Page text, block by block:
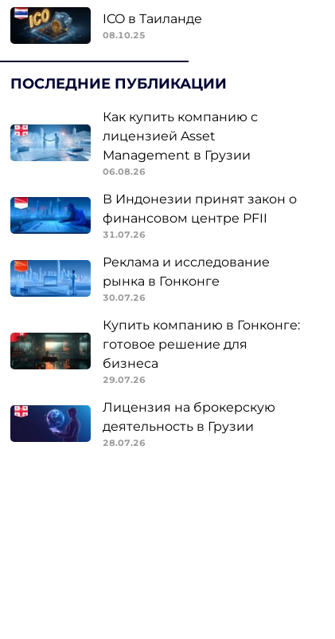
ICO в Таиланде
08.10.25
ПОСЛЕДНИЕ ПУБЛИКАЦИИ
Как купить компанию с
лицензией Asset
Management в Грузии
06.08.26
В Индонезии принят закон о
финансовом центре PFII
31.07.26
Реклама и исследование
рынка в Гонконге
30.07.26
Купить компанию в Гонконге:
готовое решение для
бизнеса
29.07.26
Лицензия на брокерскую
деятельность в Грузии
28.07.26